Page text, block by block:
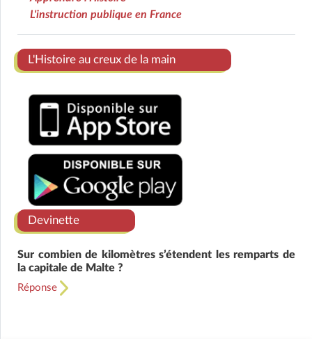
L'instruction publique en France
L'Histoire au creux de la main
Devinette
Sur combien de kilomètres s’étendent les remparts de
la capitale de Malte ?
Réponse